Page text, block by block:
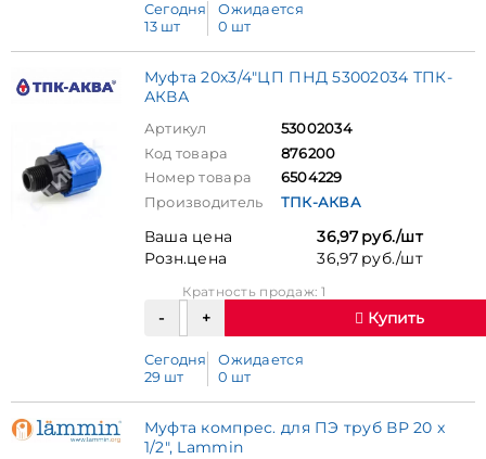
Сегодня
13 шт
Ожидается
0 шт
Муфта 20х3/4"ЦП ПНД 53002034 ТПК-
АКВА
Артикул
53002034
Код товара
876200
Номер товара
6504229
Производитель
ТПК-АКВА
Ваша цена
36,97 руб./шт
Розн.цена
36,97 руб./шт
Кратность продаж: 1
Купить
Сегодня
29 шт
Ожидается
0 шт
Муфта компрес. для ПЭ труб ВР 20 x
1/2", Lammin